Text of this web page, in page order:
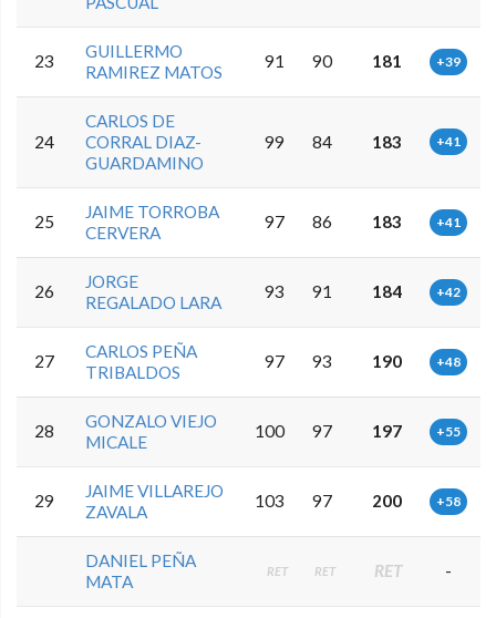
23
GUILLERMO
RAMIREZ MATOS
91 90 181 +39
24
CARLOS DE
CORRAL DIAZ-
GUARDAMINO
99 84 183 +41
25
JAIME TORROBA
CERVERA
97 86 183 +41
26
JORGE
REGALADO LARA
93 91 184 +42
27
CARLOS PEÑA
TRIBALDOS
97 93 190 +48
28
GONZALO VIEJO
MICALE
100 97 197 +55
29
JAIME VILLAREJO
ZAVALA
103 97 200 +58
DANIEL PEÑA
MATA
RET RET RET -